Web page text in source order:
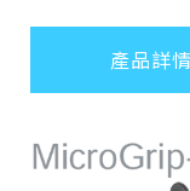
產品詳情